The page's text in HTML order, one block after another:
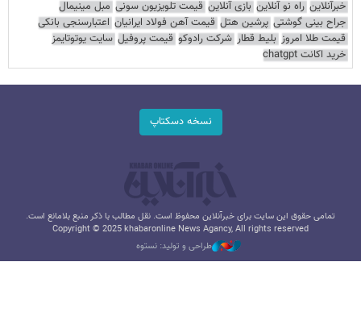
خبرآنلاین راه نو آنلاین بازی آنلاین قیمت تلویزیون سونی مبل مینیمال
جراح بینی گوشتی پرشین هتل قیمت آهن فولاد ایرانیان اعتبارسنجی بانکی
قیمت طلا امروز بلیط قطار شرکت رادوکو قیمت پروفیل سایت یوتوتایمز
خرید اکانت chatgpt
نسخه دسکتاپ
تمامی حقوق این سایت برای خبرآنلاین محفوظ است. نقل مطالب با ذکر منبع بلامانع است.
Copyright © 2025 khabaronline News Agancy, All rights reserved
طراحی و تولید: نستوه